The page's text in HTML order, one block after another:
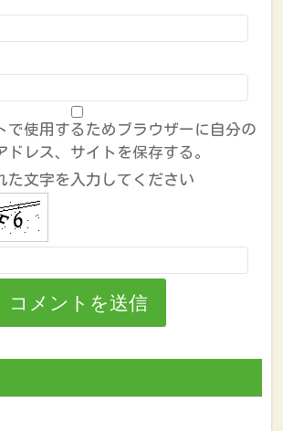
で使用するためブラウザーに自分の
ドレス、サイトを保存する。
た文字を入力してください